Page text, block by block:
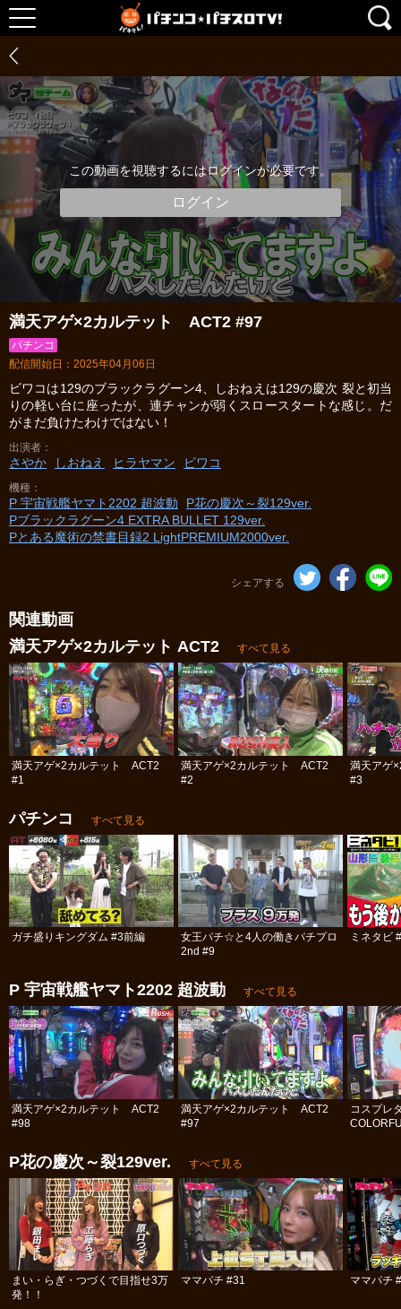
この動画を視聴するにはログインが必要です。
ログイン
満天アゲ×2カルテット ACT2 #97
パチンコ
配信開始日：2025年04月06日
ビワコは129のブラックラグーン4、しおねえは129の慶次 裂と初当
りの軽い台に座ったが、連チャンが弱くスロースタートな感じ。だ
がまだ負けたわけではない！
出演者
さやか しおねえ ヒラヤマン ビワコ
機種
P 宇宙戦艦ヤマト2202 超波動
P花の慶次～裂129ver.
Pブラックラグーン4 EXTRA BULLET 129ver.
Pとある魔術の禁書目録2 LightPREMIUM2000ver.
シェアする
関連動画
満天アゲ×2カルテット ACT2
すべて見る
満天アゲ×2カルテット ACT2
#1
満天アゲ×2カルテット ACT2
#2
満天アゲ
#3
パチンコ すべて見る
ガチ盛りキングダム #3前編
女王パチ☆と4人の働きパチプロ
2nd #9
ミネタビ
P 宇宙戦艦ヤマト2202 超波動 すべて見る
満天アゲ×2カルテット ACT2
#98
満天アゲ×2カルテット ACT2
#97
コスプレ
P花の慶次～裂129ver. すべて見る
まい・らぎ・つづくで目指せ3万
発！！
ママパチ #31 ママパチ